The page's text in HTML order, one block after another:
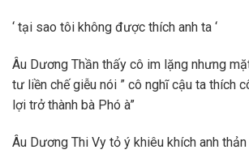
‘ tại sao tôi không được thích anh ta ‘
Âu Dương Thần thấy cô im lặng nhưng
tư liền chế giễu nói ” cô nghĩ cậu ta thích
lợi trở thành bà Phó à”
Âu Dương Thi Vy tỏ ý khiêu khích anh thản